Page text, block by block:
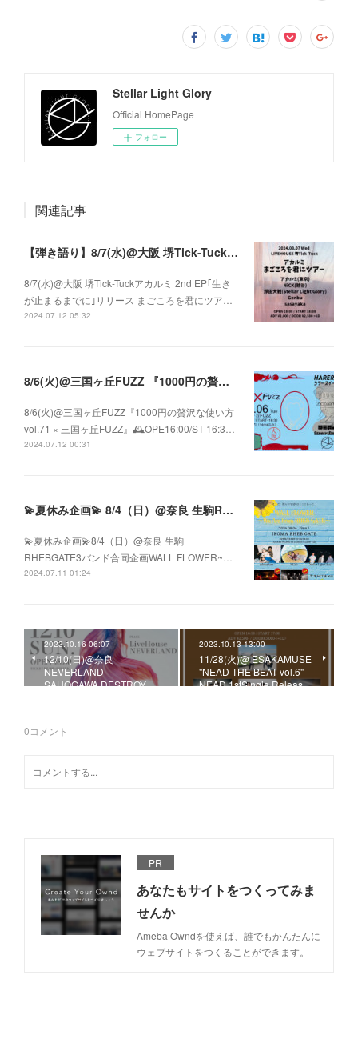
Stellar Light Glory
Official HomePage
フォロー
関連記事
【弾き語り】8/7(水)@大阪 堺Tick-Tuck アカルミ 2nd EP｢生きが止まるまでに｣ リリース まごころを君にツアー
8/7(水)@大阪 堺Tick-Tuckアカルミ 2nd EP｢生き
が止まるまでに｣リリース まごころを君にツア…
2024.07.12 05:32
8/6(火)@三国ヶ丘FUZZ 『1000円の贅沢な使い方 vol.71 × 三国ヶ丘FUZZ』
8/6(火)@三国ヶ丘FUZZ『1000円の贅沢な使い方
vol.71 × 三国ヶ丘FUZZ』🕰️OPE16:00/ST 16:3…
2024.07.12 00:31
💫夏休み企画💫 8/4（日）@奈良 生駒RHEBGATE 3バンド合同企画 WALL FLOWER ~We Are From RHEB GATE~
💫夏休み企画💫8/4（日）@奈良 生駒
RHEBGATE3バンド合同企画WALL FLOWER~…
2024.07.11 01:24
2023.10.16 06:07
12/10(日)@奈良
NEVERLAND
SAHOGAWA DESTROY
2023.10.13 13:00
11/28(火)@ ESAKAMUSE
"NEAD THE BEAT vol.6"
NEAD 1stSingle Releas…
0コメント
PR
あなたもサイトをつくってみま
せんか
Ameba Owndを使えば、誰でもかんたんに
ウェブサイトをつくることができます。